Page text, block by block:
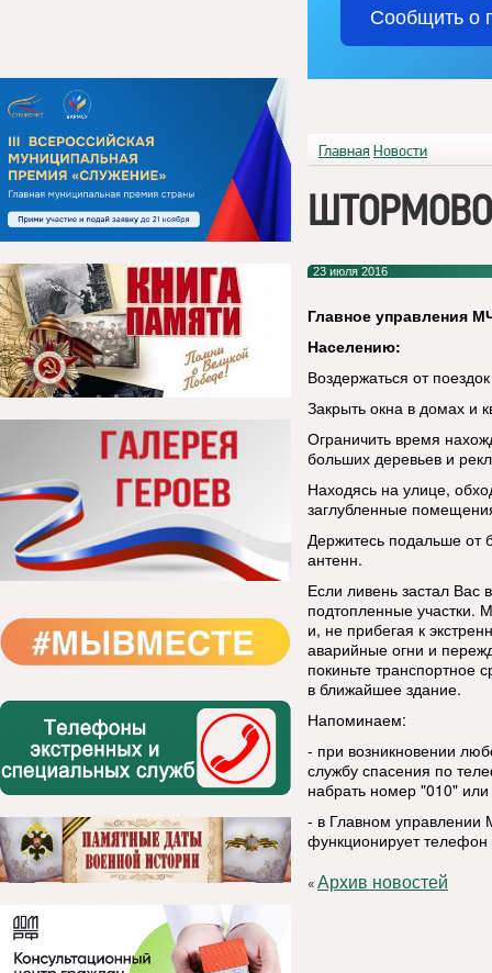
Сообщить о
Главная Новости
23 июля 2016
Главное управления
Населению:
Воздержаться от
Закрыть окна в домах и
Ограничить время
больших деревьев и
Находясь на улице,
заглубленные
Держитесь подальше от
антенн.
Если ливень застал Вас
подтопленные участки.
и, не прибегая к
аварийные огни и
покиньте транспортное
в ближайшее здание.
Напоминаем:
- при возникновении
службу спасения по
набрать номер "010"
- в Главном управлении
функционирует
«Архив новостей